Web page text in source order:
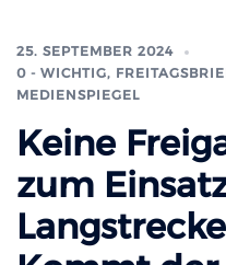
25. SEPTEMBER 2024
0 - WICHTIG,
MEDIENSPIEGEL
Keine
zum